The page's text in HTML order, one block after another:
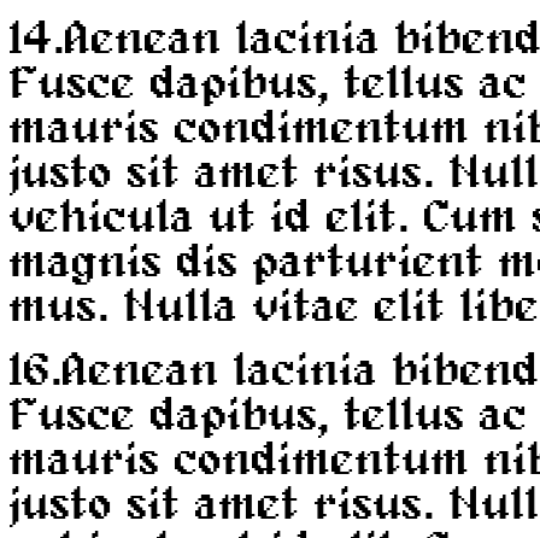
14.Aenean lacinia
Fusce dapibus, tellus
mauris condimentum
justo sit amet risus.
vehicula ut id elit. Cum
magnis dis parturient
mus. Nulla vitae elit
16.Aenean lacinia
Fusce dapibus, tellus
mauris condimentum
justo sit amet risus.